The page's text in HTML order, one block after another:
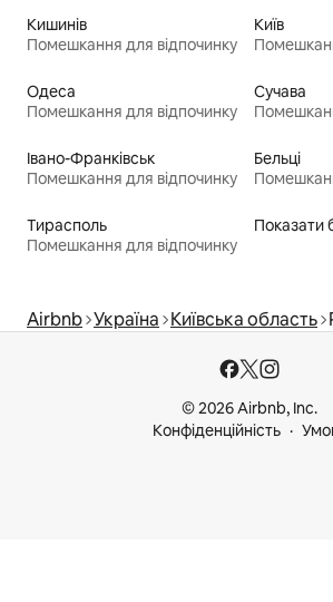
Кишинів
Помешкання для відпочинку
Київ
Одеса
Помешкання для відпочинку
Сучава
Івано-Франківськ
Помешкання для відпочинку
Бельці
Тирасполь
Помешкання для відпочинку
Показати
Airbnb Україна Київська область
© 2026 Airbnb, Inc.
Конфіденційність